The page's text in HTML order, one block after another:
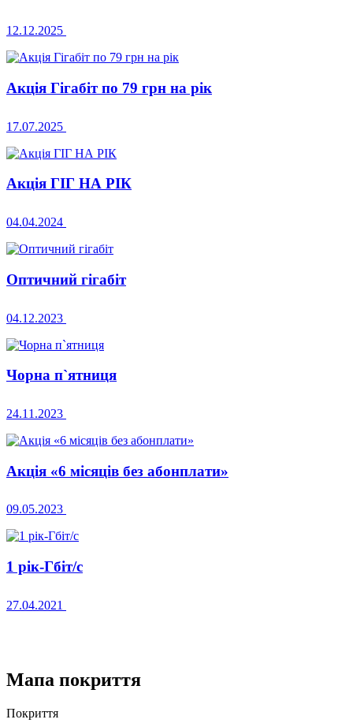
12.12.2025
Акція Гігабіт по 79 грн на рік
17.07.2025
Акція ГІГ НА РІК
04.04.2024
Оптичний гігабіт
04.12.2023
Чорна п`ятниця
24.11.2023
Акція «6 місяців без абонплати»
09.05.2023
1 рік-Гбіт/с
27.04.2021
Мапа покриття
Покриття